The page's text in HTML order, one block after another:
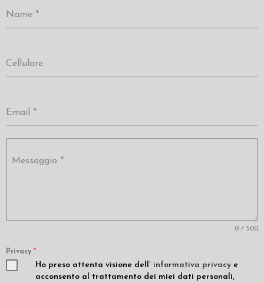
Name *
Cellulare
Email *
Messaggio *
0 / 500
Privacy *
Ho preso attenta visione dell’ informativa privacy e
acconsento al trattamento dei miei dati personali,